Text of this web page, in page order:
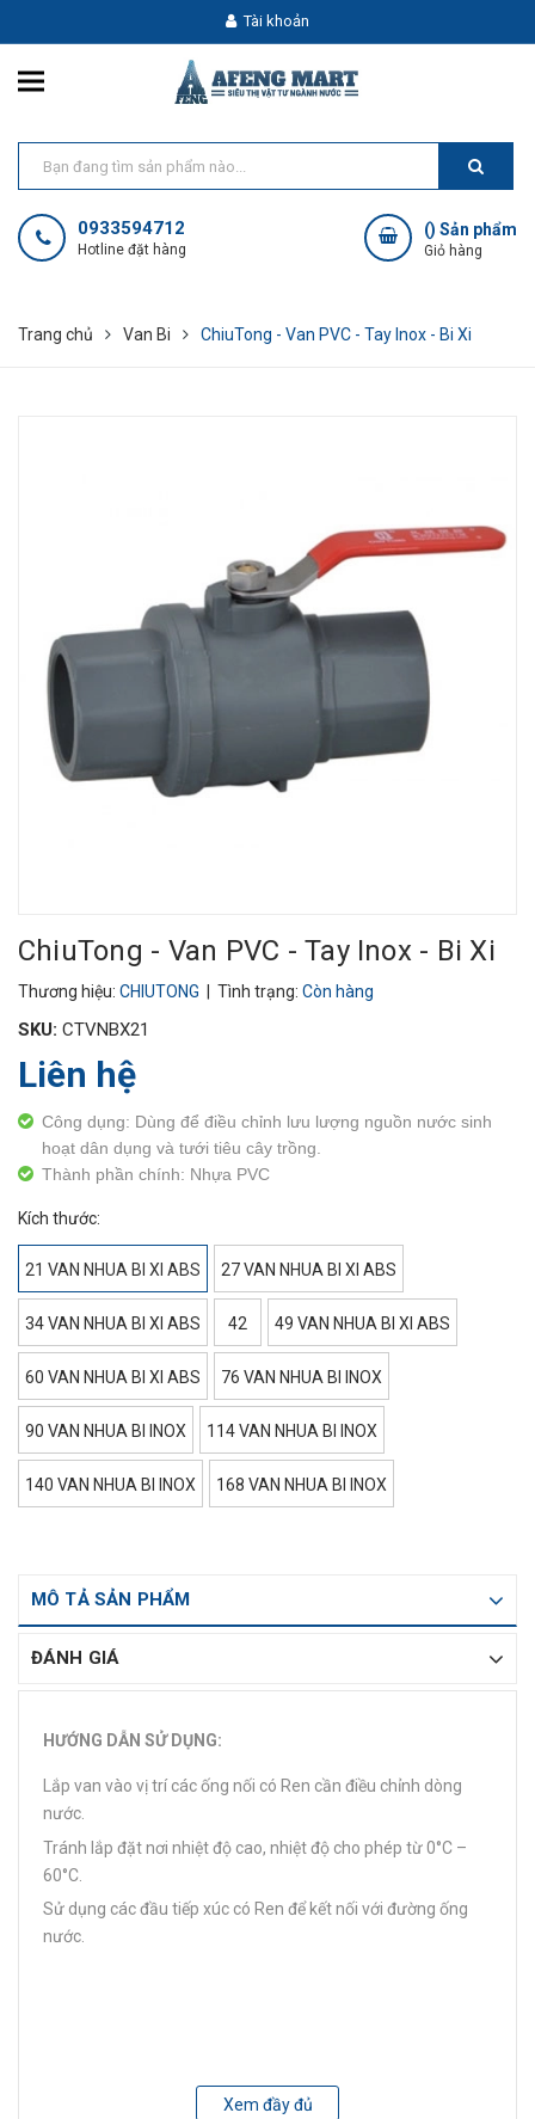
Tài khoản
0933594712
Hotline đặt hàng
() Sản phẩm
Giỏ hàng
Trang chủ Van Bi ChiuTong - Van PVC - Tay Inox - Bi Xi
ChiuTong - Van PVC - Tay Inox - Bi Xi
Thương hiệu: CHIUTONG | Tình trạng: Còn hàng
SKU: CTVNBX21
Liên hệ
Công dụng: Dùng để điều chỉnh lưu lượng nguồn nước sinh
hoạt dân dụng và tưới tiêu cây trồng.
Thành phần chính: Nhựa PVC
Kích thước:
21 VAN NHUA BI XI ABS 27 VAN NHUA BI XI ABS
34 VAN NHUA BI XI ABS 42 49 VAN NHUA BI XI ABS
60 VAN NHUA BI XI ABS 76 VAN NHUA BI INOX
90 VAN NHUA BI INOX 114 VAN NHUA BI INOX
140 VAN NHUA BI INOX 168 VAN NHUA BI INOX
MÔ TẢ SẢN PHẨM
ĐÁNH GIÁ
HƯỚNG DẪN SỬ DỤNG:
Lắp van vào vị trí các ống nối có Ren cần điều chỉnh dòng
nước.
Tránh lắp đặt nơi nhiệt độ cao, nhiệt độ cho phép từ 0°C –
60°C.
Sử dụng các đầu tiếp xúc có Ren để kết nối với đường ống
nước.
Xem đầy đủ